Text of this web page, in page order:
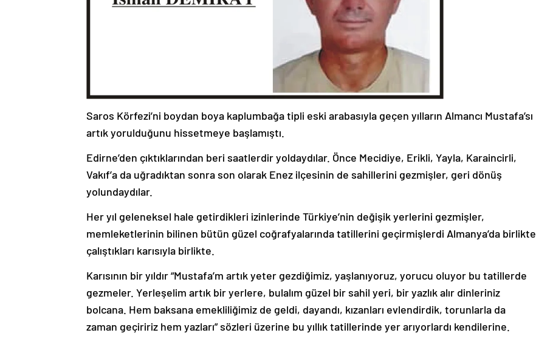
Saros Körfezi’ni boydan boya kaplumbağa tipli eski arabasıyla geçen yılların Almancı Mustafa’sı
artık yorulduğunu hissetmeye başlamıştı.
Edirne’den çıktıklarından beri saatlerdir yoldaydılar. Önce Mecidiye, Erikli, Yayla, Karaincirli,
Vakıf’a da uğradıktan sonra son olarak Enez ilçesinin de sahillerini gezmişler, geri dönüş
yolundaydılar.
Her yıl geleneksel hale getirdikleri izinlerinde Türkiye’nin değişik yerlerini gezmişler,
memleketlerinin bilinen bütün güzel coğrafyalarında tatillerini geçirmişlerdi Almanya’da birlikte
çalıştıkları karısıyla birlikte.
Karısının bir yıldır “Mustafa’m artık yeter gezdiğimiz, yaşlanıyoruz, yorucu oluyor bu tatillerde
gezmeler. Yerleşelim artık bir yerlere, bulalım güzel bir sahil yeri, bir yazlık alır dinleriniz
bolcana. Hem baksana emekliliğimiz de geldi, dayandı, kızanları evlendirdik, torunlarla da
zaman geçiririz hem yazları” sözleri üzerine bu yıllık tatillerinde yer arıyorlardı kendilerine.